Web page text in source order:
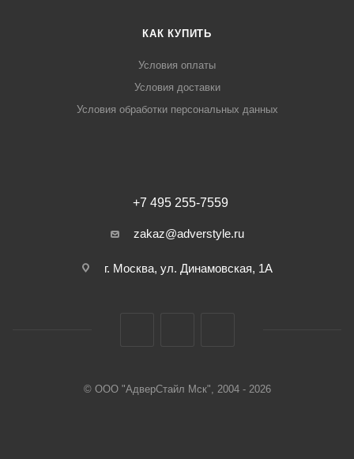
КАК КУПИТЬ
Условия оплаты
Условия доставки
Условия обработки персональных данных
+7 495 255-7559
zakaz@adverstyle.ru
г. Москва, ул. Динамовская, 1А
© ООО "АдверСтайл Мск", 2004 - 2026